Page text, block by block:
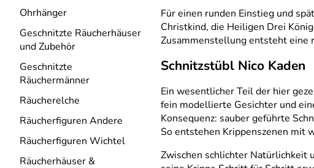
Ohrhänger
Geschnitzte Räucherhäuser
und Zubehör
Geschnitzte
Räuchermänner
Räucherelche
Räucherfiguren Andere
Räucherfiguren Wichtel
Räucherhäuser &
Für einen runden Einstieg und
Christkind, die Heiligen Drei
Zusammenstellung entsteht eine
Schnitzstübl Nico Kaden
Ein wesentlicher Teil der hier
fein modellierte Gesichter und
Konsequenz: sauber geführte
So entstehen Krippenszenen mit
Zwischen schlichter Natürlichkeit